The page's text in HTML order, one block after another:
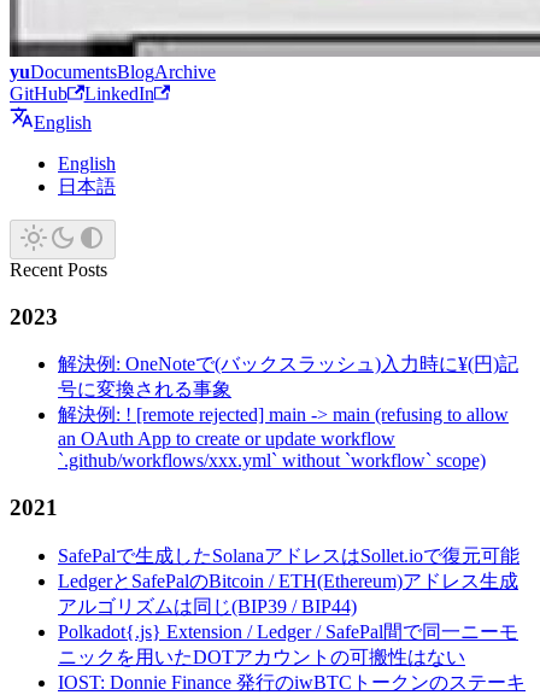
yuDocumentsBlogArchive
GitHub
LinkedIn
English
English
日本語
Recent Posts
2023
解決例: OneNoteで(バックスラッシュ)入力時に¥(円)記
号に変換される事象
解決例: ! [remote rejected] main -> main (refusing to allow
an OAuth App to create or update workflow
`.github/workflows/xxx.yml` without `workflow` scope)
2021
SafePalで生成したSolanaアドレスはSollet.ioで復元可能
LedgerとSafePalのBitcoin / ETH(Ethereum)アドレス生成
アルゴリズムは同じ(BIP39 / BIP44)
Polkadot{.js} Extension / Ledger / SafePal間で同一ニーモ
ニックを用いたDOTアカウントの可搬性はない
IOST: Donnie Finance 発行のiwBTCトークンのステーキ